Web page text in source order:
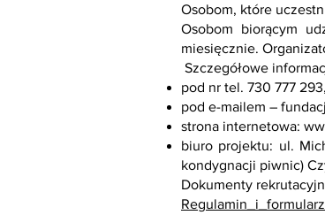
Osobom, które
Osobom biorącym
miesięcznie.
Szczegółowe
pod nr tel. 730 777 293,
pod e-mailem –
strona internetowa:
biuro projektu: ul.
kondygnacji piwnic)
Dokumenty